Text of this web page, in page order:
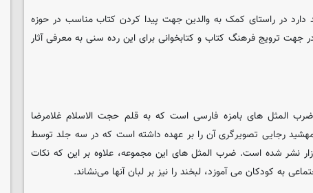
دارد در راستای کمک به والدین جهت پیدا کردن کتاب مناسب در حوزه
ترویج فرهنگ کتاب و کتابخوانی برای این رده سنی به معرفی آثار
ضرب المثل های بامزه فارسی است که به قلم حجت الاسلام غلامرضا
رجایی تصویرگری آن را بر عهده داشته است که در سه جلد توسط
نشر شده است. ضرب المثل های این مجموعه، علاوه بر این که نکات
به کودکان می آموزد، لبخند را نیز بر لبان آنها می‌نشاند.